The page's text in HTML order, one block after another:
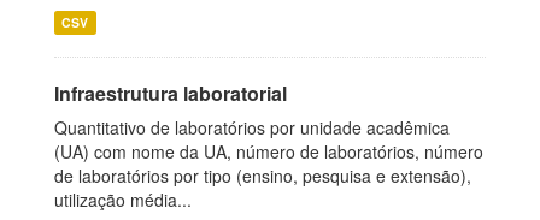
CSV
Infraestrutura laboratorial
Quantitativo de laboratórios por unidade acadêmica
(UA) com nome da UA, número de laboratórios, número
de laboratórios por tipo (ensino, pesquisa e extensão),
utilização média...